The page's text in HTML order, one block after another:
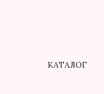
КАТАЛОГ